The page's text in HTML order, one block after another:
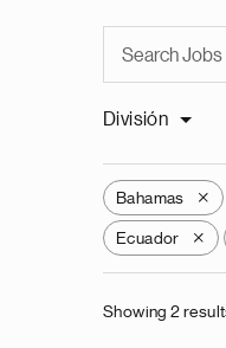
División
Bahamas X
Ecuador X
Showing 2